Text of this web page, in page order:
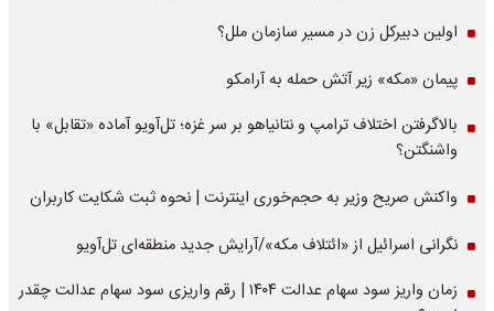
اولین دبیرکل زن در مسیر سازمان‌ ملل؟
پیمان «مکه» زیر آتش حمله به آرامکو
بالاگرفتن اختلاف ترامپ و نتانیاهو بر سر غزه؛ تل‌آویو آماده «تقابل» با
واشنگتن؟
واکنش صریح وزیر به حجم‌خوری اینترنت | نحوه ثبت شکایت کاربران
نگرانی اسرائیل از «ائتلاف مکه»/آرایش جدید منطقه‌ای تل‌آویو
زمان واریز سود سهام عدالت ۱۴۰۴ | رقم واریزی سود سهام عدالت چقدر